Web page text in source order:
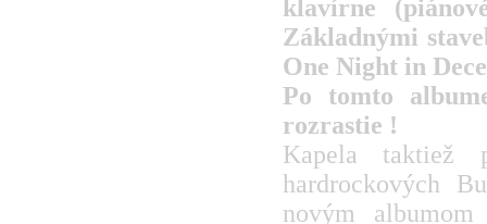
klavírne
Základnými
One Night in
Po tomto
rozrastie !
Kapela taktiež
hardrockových
novým